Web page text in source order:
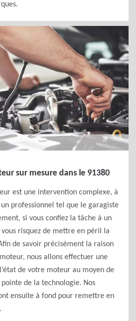
sur mesure dans le 91380
est une intervention complexe, à
professionnel tel que le garagiste
si vous confiez la tâche à un
risquez de mettre en péril la
de savoir précisément la raison
nous allons effectuer une
de votre moteur au moyen de
de la technologie. Nos
ensuite à fond pour remettre en